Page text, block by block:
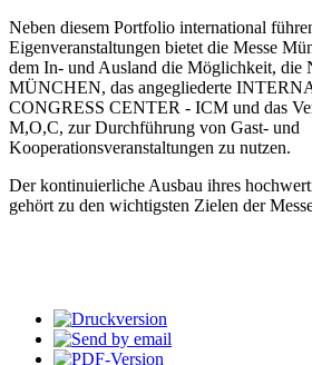
Neben diesem Portfolio international
Eigenveranstaltungen bietet die Messe
dem In- und Ausland die Möglichkeit, die
MÜNCHEN, das angegliederte
CONGRESS CENTER - ICM und das
M,O,C, zur Durchführung von Gast- und
Kooperationsveranstaltungen zu nutzen.
Der kontinuierliche Ausbau ihres
gehört zu den wichtigsten Zielen der